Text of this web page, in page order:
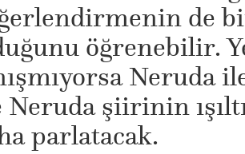
de
öğrenebilir.
Neruda
Neruda şiirinin
parlatacak.